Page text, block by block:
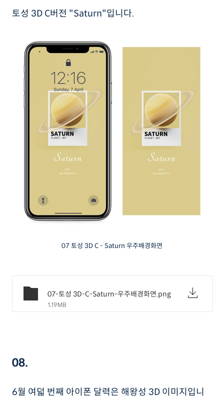
토성 3D C버전 "Saturn"입니다.
07 토성 3D C - Saturn 우주배경화면
07-토성 3D-C-Saturn-우주배경화면.png
1.19MB
08.
6월 여덟 번째 아이폰 달력은 해왕성 3D 이미지입니